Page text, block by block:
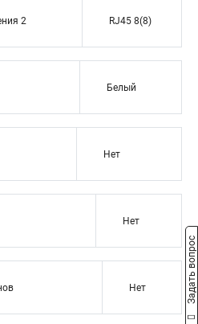
2 RJ45 8(8)
Белый
Нет
Нет
Нет Задать вопрос